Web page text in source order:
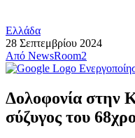
Ελλάδα
28 Σεπτεμβρίου 2024
Από NewsRoom2
Δολοφονία στην
σύζυγος του